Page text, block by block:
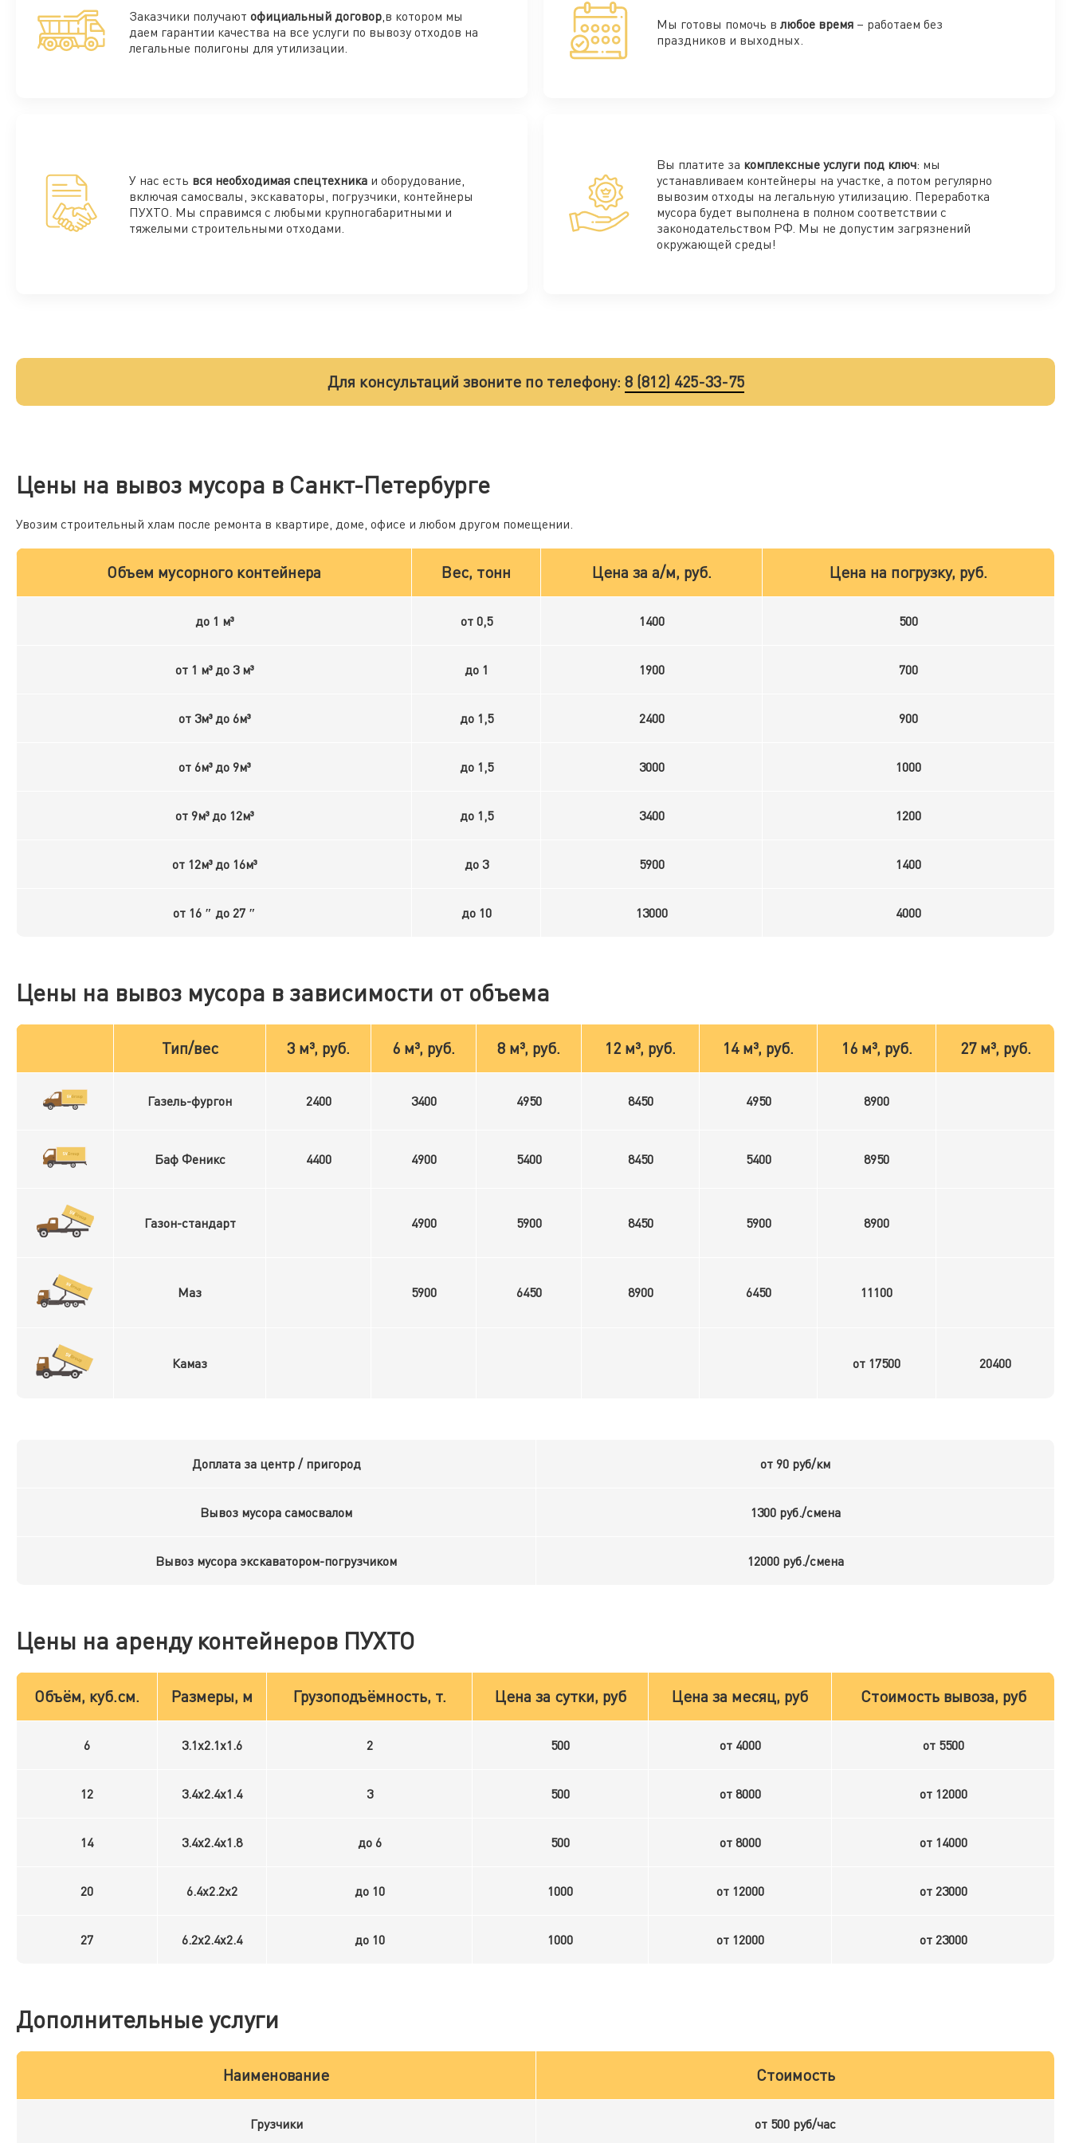
Заказчики получают официальный договор,в котором мы
даем гарантии качества на все услуги по вывозу отходов на
легальные полигоны для утилизации.
Мы готовы помочь в любое время – работаем без
праздников и выходных.
У нас есть вся необходимая спецтехника и оборудование,
включая самосвалы, экскаваторы, погрузчики, контейнеры
ПУХТО. Мы справимся с любыми крупногабаритными и
тяжелыми строительными отходами.
Вы платите за комплексные услуги под ключ: мы
устанавливаем контейнеры на участке, а потом регулярно
вывозим отходы на легальную утилизацию. Переработка
мусора будет выполнена в полном соответствии с
законодательством РФ. Мы не допустим загрязнений
окружающей среды!
Для консультаций звоните по телефону: 8 (812) 425-33-75
Цены на вывоз мусора в Санкт-Петербурге
Увозим строительный хлам после ремонта в квартире, доме, офисе и любом другом помещении.
Объем мусорного контейнера Вес, тонн Цена за а/м, руб. Цена на погрузку, руб.
до 1 м³ от 0,5 1400 500
от 1 м³ до 3 м³ до 1 1900 700
от 3м³ до 6м³ до 1,5 2400 900
от 6м³ до 9м³ до 1,5 3000 1000
от 9м³ до 12м³ до 1,5 3400 1200
от 12м³ до 16м³ до 3 5900 1400
от 16 ″ до 27 ″ до 10 13000 4000
Цены на вывоз мусора в зависимости от объема
Тип/вес 3 м³, руб. 6 м³, руб. 8 м³, руб. 12 м³, руб. 14 м³, руб. 16 м³, руб. 27 м³, руб.
Газель-фургон 2400 3400 4950 8450 4950 8900
Баф Феникс 4400 4900 5400 8450 5400 8950
Газон-стандарт 4900 5900 8450 5900 8900
Маз 5900 6450 8900 6450 11100
Камаз от 17500 20400
Доплата за центр / пригород от 90 руб/км
Вывоз мусора самосвалом 1300 руб./смена
Вывоз мусора экскаватором-погрузчиком 12000 руб./смена
Цены на аренду контейнеров ПУХТО
Объём, куб.см. Размеры, м Грузоподъёмность, т. Цена за сутки, руб Цена за месяц, руб Стоимость вывоза, руб
6 3.1x2.1x1.6 2 500 от 4000 от 5500
12 3.4x2.4x1.4 3 500 от 8000 от 12000
14 3.4x2.4x1.8 до 6 500 от 8000 от 14000
20 6.4x2.2x2 до 10 1000 от 12000 от 23000
27 6.2x2.4x2.4 до 10 1000 от 12000 от 23000
Дополнительные услуги
Наименование Стоимость
Грузчики от 500 руб/час